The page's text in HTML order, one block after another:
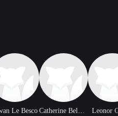
Le Besco Catherine Belkhodja Leonor